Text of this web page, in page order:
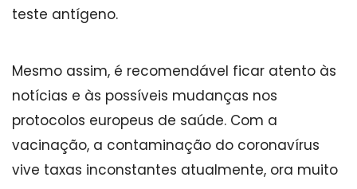
teste antígeno.
Mesmo assim, é recomendável ficar atento às
notícias e às possíveis mudanças nos
protocolos europeus de saúde. Com a
vacinação, a contaminação do coronavírus
vive taxas inconstantes atualmente, ora muito